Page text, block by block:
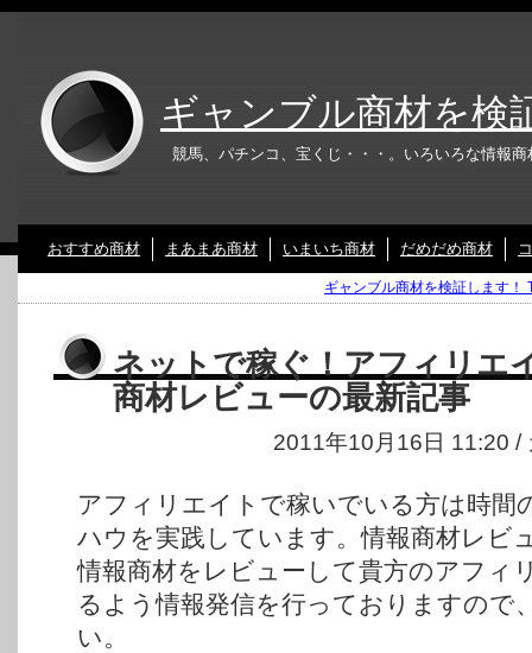
ギャンブル商材を検
競馬、パチンコ、宝くじ・・・。いろいろな情報
おすすめ商材 まあまあ商材 いまいち商材 だめだめ商材
ギャンブル商材を検証します！
ネットで稼ぐ！アフィリエ
商材レビューの最新記事
2011年10月16日 11:20 /
アフィリエイトで稼いでいる方は時間
ハウを実践しています。情報商材レビ
情報商材をレビューして貴方のアフィ
るよう情報発信を行っておりますので
い。